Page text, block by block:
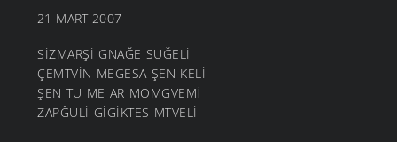
21 MART 2007
SİZMARŞİ GNAĞE SUĞELİ
ÇEMTVİN MEGESA ŞEN KELİ
ŞEN TU ME AR MOMGVEMİ
ZAPĞULİ GİGİKTES MTVELİ